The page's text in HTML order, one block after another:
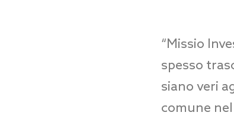
“Missio
spesso
siano veri
comune